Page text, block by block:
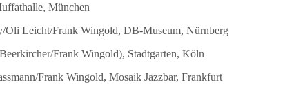
München
Oli Leicht/Frank Wingold, DB-Museum, Nürnberg
Frank Wingold), Stadtgarten, Köln
Frank Wingold, Mosaik Jazzbar, Frankfurt